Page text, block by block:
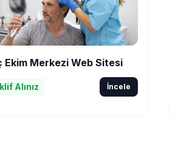
Ekim Merkezi Web Sitesi
Alınız İncele